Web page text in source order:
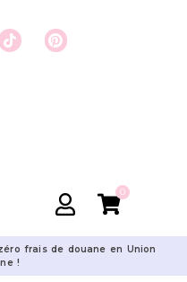
0
frais de douane en Union
!